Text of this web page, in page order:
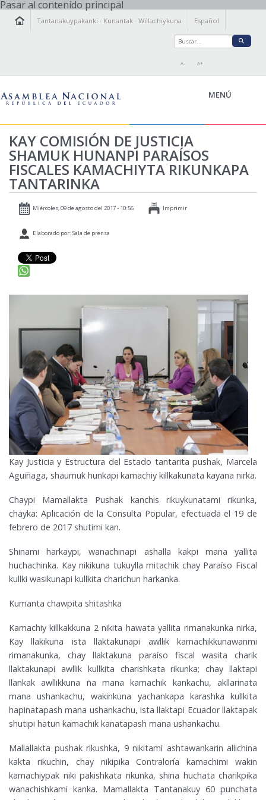
Pasar al contenido principal
Tantanakuypakanki · Kunantak ·Willachiykuna Español
A- A+
MENÚ
TANTANAKUY
KAMACHIY KILLKAY
ÑAWINCHIY
WILLACHIKKUNA
ISTALLAKTAMANTA
KAY COMISIÓN DE JUSTICIA
SHAMUK HUNANPI PARAÍSOS
FISCALES KAMACHIYTA RIKUNKAPA
TANTARINKA
Miércoles, 09 de agosto del 2017 - 10:56 Imprimir
Elaborado por: Sala de prensa
Kay Justicia y Estructura del Estado tantarita pushak, Marcela
Aguiñaga, shaumuk hunkapi kamachiy killkakunata kayana nirka.
Chaypi Mamallakta Pushak kanchis rikuykunatami rikunka,
chayka: Aplicación de la Consulta Popular, efectuada el 19 de
febrero de 2017 shutimi kan.
Shinami harkaypi, wanachinapi ashalla kakpi mana yallita
huchachinka. Kay nikikuna tukuylla mitachik chay Paraíso Fiscal
kullki wasikunapi kullkita charichun harkanka.
Kumanta chawpita shitashka
Kamachiy killkakkuna 2 nikita hawata yallita rimanakunka nirka,
Kay llakikuna ista llaktakunapi awllik kamachikkunawanmi
rimanakunka, chay llaktakuna paraíso fiscal wasita charik
llaktakunapi awllik kullkita charishkata rikunka; chay llaktapi
llankak awllikkuna ña mana kamachik kankachu, akllarinata
mana ushankachu, wakinkuna yachankapa karashka kullkita
hapinatapash mana ushankachu, ista llaktapi Ecuador llaktapak
shutipi hatun kamachik kanatapash mana ushankachu.
Mallallakta pushak rikushka, 9 nikitami ashtawankarin allichina
kakta rikuchin, chay nikipika Contraloría kamachimi wakin
kamachiypak niki pakishkata rikunka, shina huchata charikpika
wanachishkami kanka. Mamallakta Tantanakuy 60 punchata